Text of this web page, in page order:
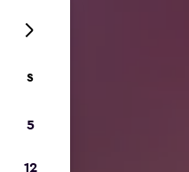
S
5
12